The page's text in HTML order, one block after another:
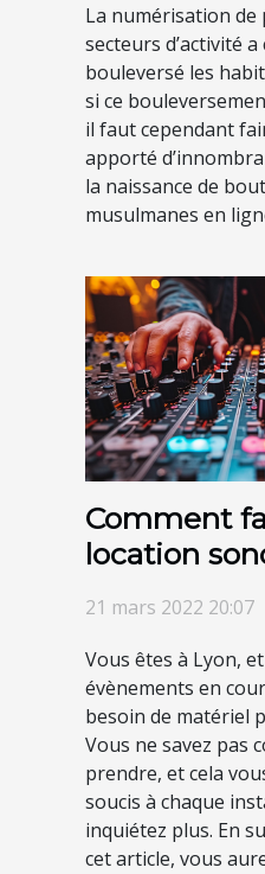
La numérisation de
secteurs d’activité
bouleversé les
si ce
il faut cependant
apporté
la naissance de
musulmanes en
Comment
location
21 mars 2022 20:07
Vous êtes à Lyon,
évènements en
besoin de matériel
Vous ne savez pas
prendre, et cela
soucis à chaque
inquiétez plus. En
cet article, vous